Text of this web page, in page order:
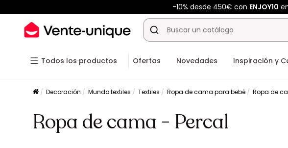
-10% desde 450€ con ENJOY10
Todos los productos Ofertas Novedades Inspiración y
Decoración Mundo textiles Textiles Ropa de cama para bebé Ropa de
Ropa de cama - Percal